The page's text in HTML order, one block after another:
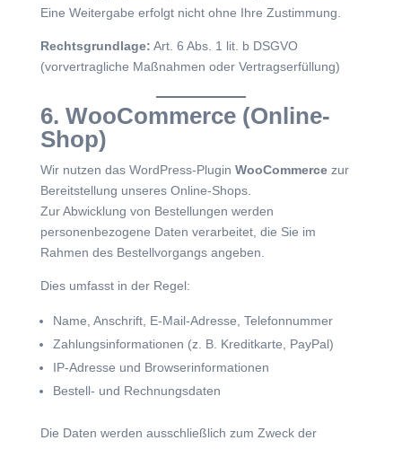
Eine Weitergabe erfolgt nicht ohne Ihre Zustimmung.
Rechtsgrundlage: Art. 6 Abs. 1 lit. b DSGVO
(vorvertragliche Maßnahmen oder Vertragserfüllung)
6. WooCommerce (Online-
Shop)
Wir nutzen das WordPress-Plugin WooCommercezur
Bereitstellung unseres Online-Shops.
Zur Abwicklung von Bestellungen werden
personenbezogene Daten verarbeitet, die Sie im
Rahmen des Bestellvorgangs angeben.
Dies umfasst in der Regel:
Name, Anschrift, E-Mail-Adresse, Telefonnummer
Zahlungsinformationen (z. B. Kreditkarte, PayPal)
IP-Adresse und Browserinformationen
Bestell- und Rechnungsdaten
Die Daten werden ausschließlich zum Zweck der